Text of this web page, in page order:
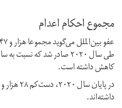
مجموع احکام اعدام
کاهش داشته است.
داشته‌اند.